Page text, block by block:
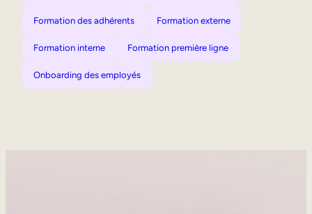
Formation des adhérents Formation externe
Formation interne Formation première ligne
Onboarding des employés